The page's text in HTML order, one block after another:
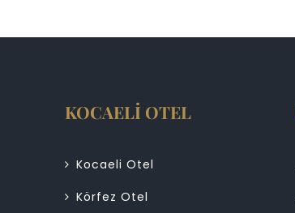
KOCAELİ OTEL
Kocaeli Otel
Körfez Otel